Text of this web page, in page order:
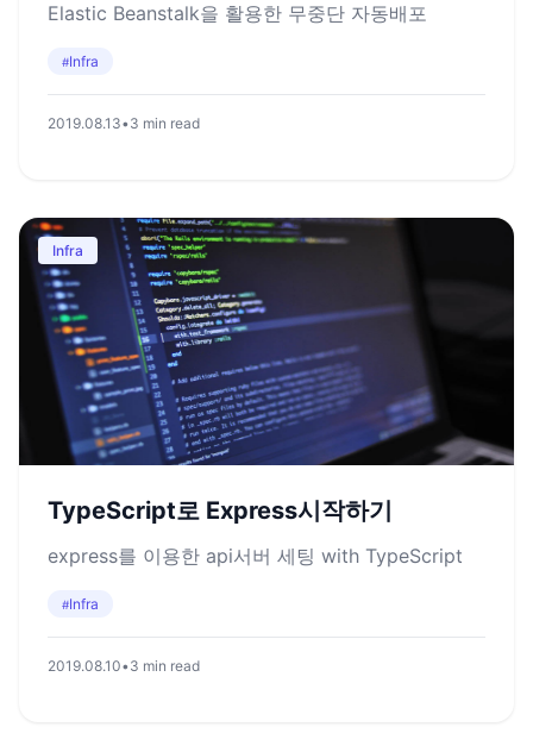
Elastic Beanstalk을 활용한 무중단 자동배포
#Infra
2019.08.13•3 min read
Infra
TypeScript로 Express시작하기
express를 이용한 api서버 세팅 with TypeScript
#Infra
2019.08.10•3 min read